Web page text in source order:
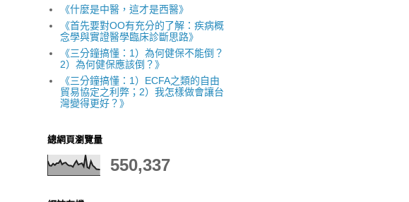
《什麼是中醫，這才是西醫》
《首先要對OO有充分的了解：疾病概
念學與實證醫學臨床診斷思路》
《三分鐘搞懂：1）為何健保不能倒？
2）為何健保應該倒？》
《三分鐘搞懂：1）ECFA之類的自由
貿易協定之利弊；2）我怎樣做會讓台
灣變得更好？》
總網頁瀏覽量
550,337